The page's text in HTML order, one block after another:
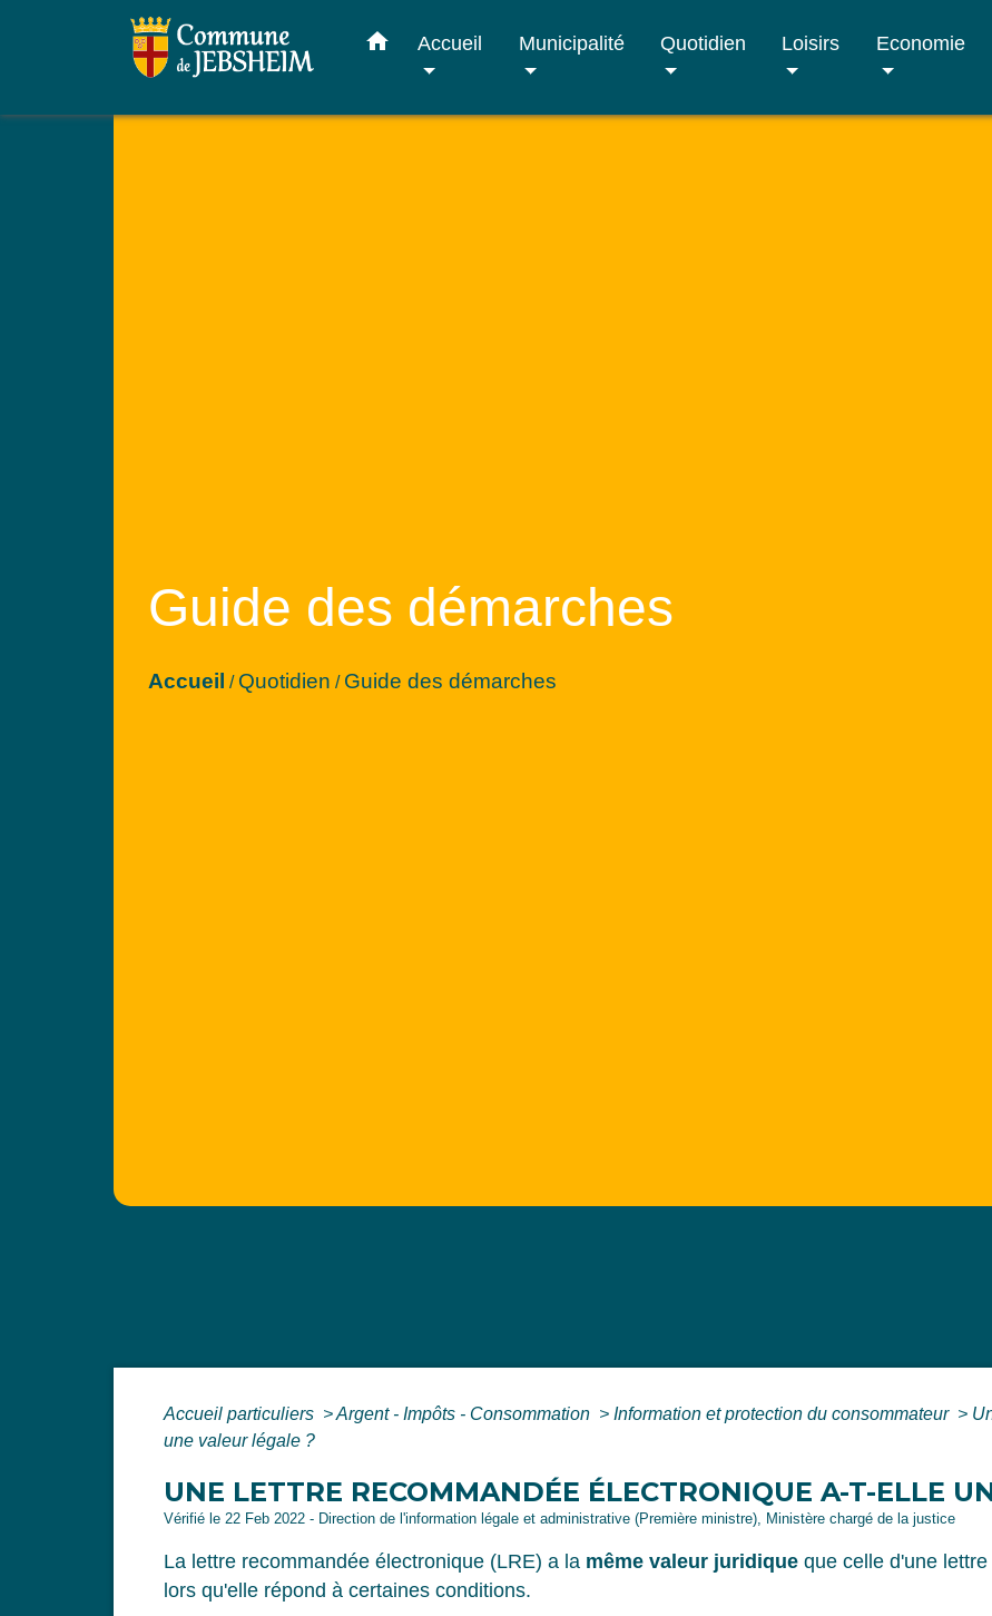
home Accueil Municipalité Quotidien Loisirs Economie
Guide des démarches
Accueil / Quotidien / Guide des démarches
Accueil particuliers >Argent - Impôts - Consommation > Information et protection du consommateur >
une valeur légale ?
UNE LETTRE RECOMMANDÉE ÉLECTRONIQUE A-T-ELLE
Vérifié le 22 Feb 2022 - Direction de l'information légale et administrative (Première ministre), Ministère chargé de la justice
La lettre recommandée électronique (LRE) a la même valeur juridique que celle d'une
lors qu'elle répond à certaines conditions.